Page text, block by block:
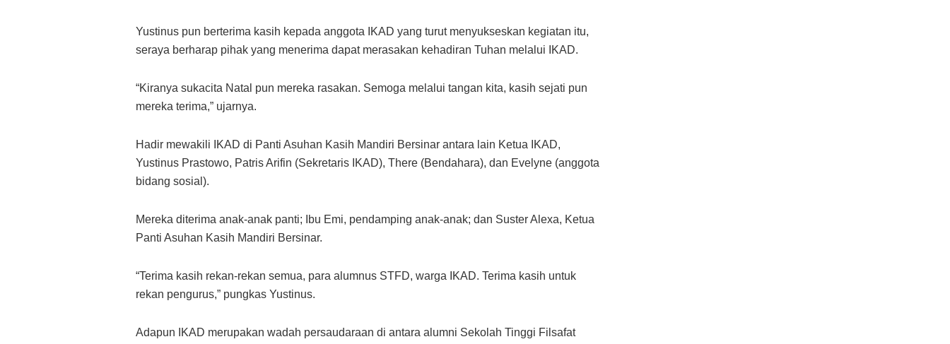
Yustinus pun berterima kasih kepada anggota IKAD yang turut menyukseskan kegiatan itu,
seraya berharap pihak yang menerima dapat merasakan kehadiran Tuhan melalui IKAD.
“Kiranya sukacita Natal pun mereka rasakan. Semoga melalui tangan kita, kasih sejati pun
mereka terima,” ujarnya.
Hadir mewakili IKAD di Panti Asuhan Kasih Mandiri Bersinar antara lain Ketua IKAD,
Yustinus Prastowo, Patris Arifin (Sekretaris IKAD), There (Bendahara), dan Evelyne (anggota
bidang sosial).
Mereka diterima anak-anak panti; Ibu Emi, pendamping anak-anak; dan Suster Alexa, Ketua
Panti Asuhan Kasih Mandiri Bersinar.
“Terima kasih rekan-rekan semua, para alumnus STFD, warga IKAD. Terima kasih untuk
rekan pengurus,” pungkas Yustinus.
Adapun IKAD merupakan wadah persaudaraan di antara alumni Sekolah Tinggi Filsafat